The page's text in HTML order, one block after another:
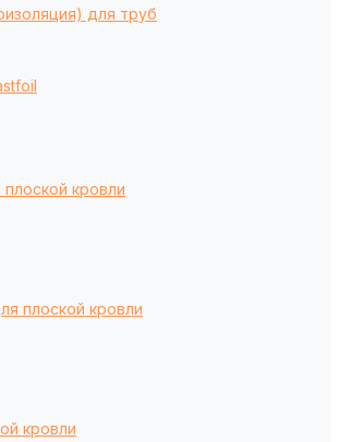
для труб
кровли
плоской кровли
кровли